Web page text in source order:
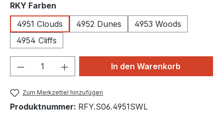
RKY Farben
4951 Clouds
4952 Dunes
4953 Woods
4954 Cliffs
Produkt Anzahl: Gib denIn den Warenkorb
Zum Merkzettel hinzufügen
Produktnummer: RFY.S06.4951SWL